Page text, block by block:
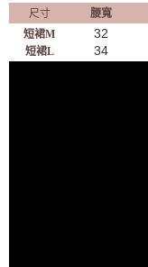
尺寸 腰寬
短裙M
短裙L
32
34